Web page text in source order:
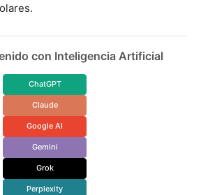
con Inteligencia Artificial
ChatGPT
Claude
Google AI
Gemini
Grok
Perplexity